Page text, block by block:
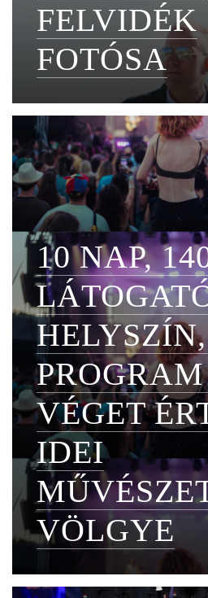
FELVIDÉK
FOTÓSA
10 NAP,
VÉGET
IDEI
VÖLGYE